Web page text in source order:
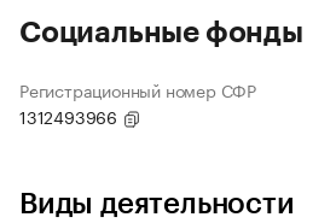
Социальные фонды
Регистрационный номер СФР
1312493966
Виды деятельности